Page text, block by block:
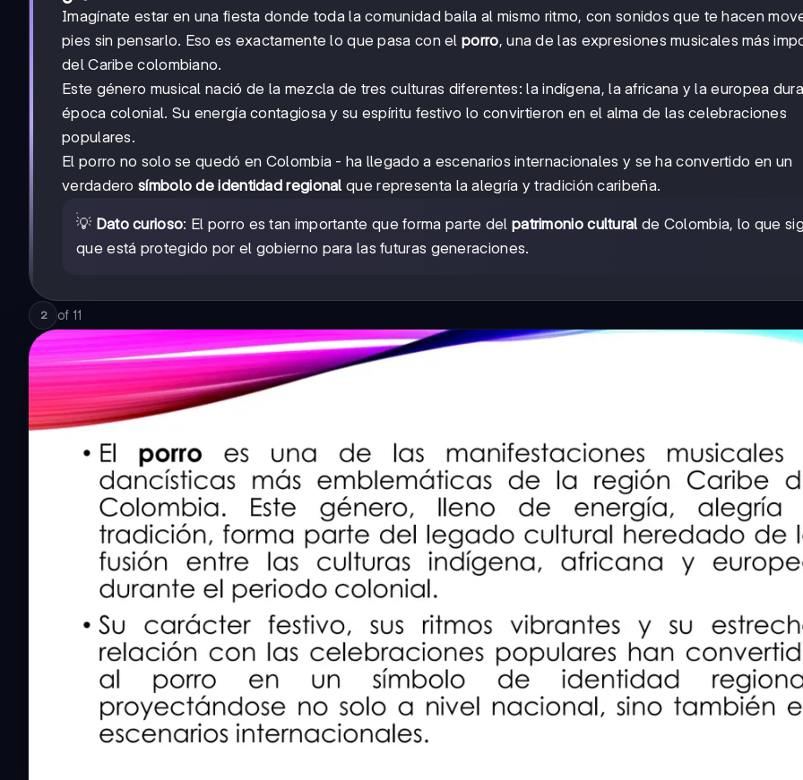
Imagínate estar en una fiesta donde toda la comunidad baila al mismo ritmo, con sonidos que te hacen
pies sin pensarlo. Eso es exactamente lo que pasa con elporro, una de las expresiones musicales más
del Caribe colombiano.
Este género musical nació de la mezcla de tres culturas diferentes: la indígena, la africana y la europea
época colonial. Su energía contagiosa y su espíritu festivo lo convirtieron en el alma de las celebraciones
populares.
El porro no solo se quedó en Colombia - ha llegado a escenarios internacionales y se ha convertido en un
verdaderosímbolo de identidad regional que representa la alegría y tradición caribeña.
💡 Dato curioso: El porro es tan importante que forma parte del patrimonio cultural de Colombia, lo que
que está protegido por el gobierno para las futuras generaciones.
2 of 11